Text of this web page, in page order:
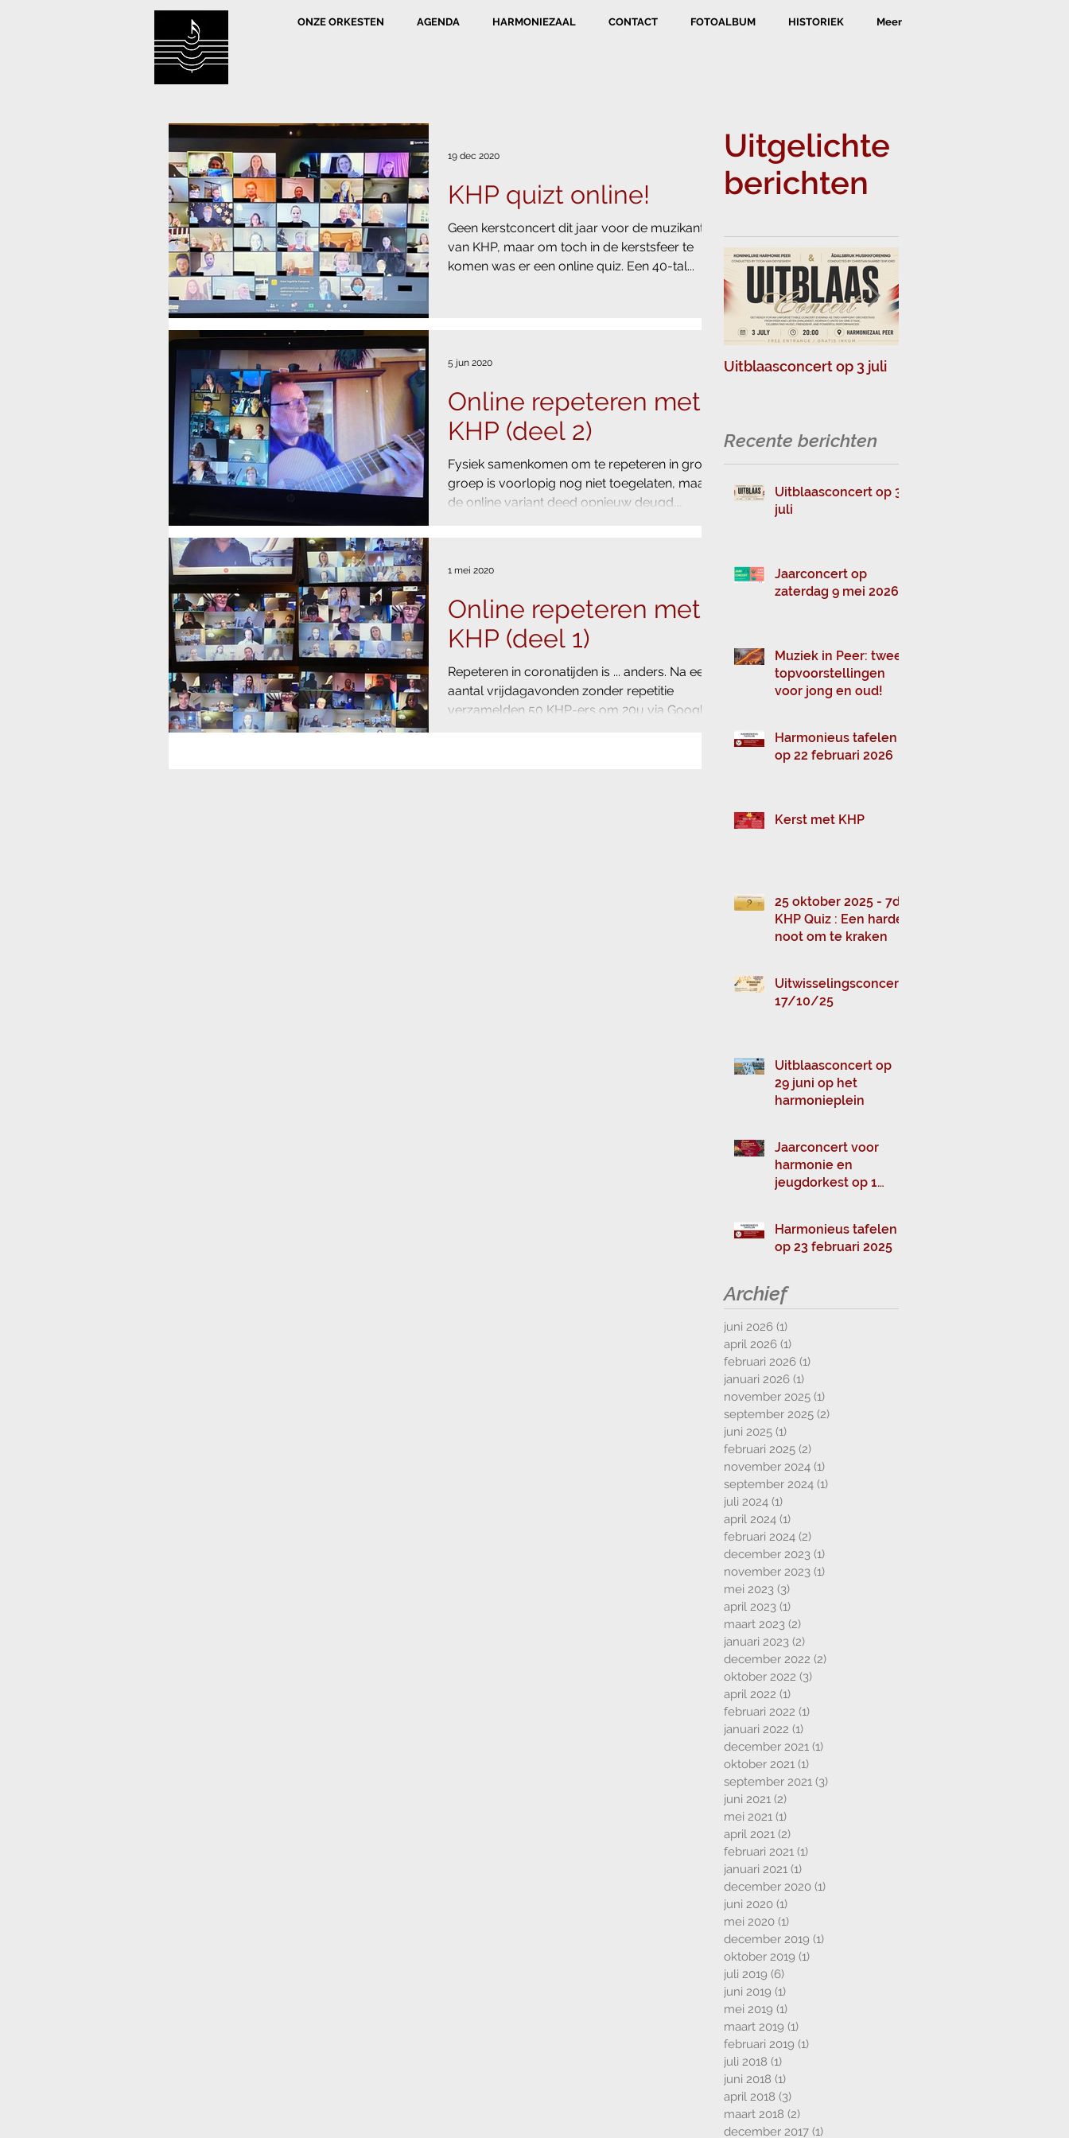
ONZE ORKESTEN AGENDA HARMONIEZAAL CONTACT FOTOALBUM HISTORIEK Meer
KHP quizt online!
Geen kerstconcert dit jaar voor de muzikanten
van KHP, maar om toch in de kerstsfeer te
komen was er een online quiz. Een 40-tal...
19 dec 2020
Online repeteren met
KHP (deel 2)
​Fysiek samenkomen om te repeteren in grote
groep is voorlopig nog niet toegelaten, maar
de online variant deed opnieuw deugd.
5 jun 2020
Online repeteren met
KHP (deel 1)
Repeteren in coronatijden is ... anders. Na een
aantal vrijdagavonden zonder repetitie
verzamelden 50 KHP-ers om 20u via Google
1 mei 2020
Uitgelichte
berichten
Uitblaasconcert op 3 juli
Recente berichten
Uitblaasconcert op 3
juli
Jaarconcert op
zaterdag 9 mei 2026
Muziek in Peer: twee
topvoorstellingen
voor jong en oud!
Harmonieus tafelen
op 22 februari 2026
Kerst met KHP
25 oktober 2025 - 7de
KHP Quiz : Een harde
noot om te kraken
Uitwisselingsconcert
17/10/25
Uitblaasconcert op
29 juni op het
harmonieplein
Jaarconcert voor
harmonie en
jeugdorkest op 1
Harmonieus tafelen
op 23 februari 2025
Archief
juni 2026 (1)
april 2026 (1)
februari 2026 (1)
januari 2026 (1)
november 2025 (1)
september 2025 (2)
juni 2025 (1)
februari 2025 (2)
november 2024 (1)
september 2024 (1)
juli 2024 (1)
april 2024 (1)
februari 2024 (2)
december 2023 (1)
november 2023 (1)
mei 2023 (3)
april 2023 (1)
maart 2023 (2)
januari 2023 (2)
december 2022 (2)
oktober 2022 (3)
april 2022 (1)
februari 2022 (1)
januari 2022 (1)
december 2021 (1)
oktober 2021 (1)
september 2021 (3)
juni 2021 (2)
mei 2021 (1)
april 2021 (2)
februari 2021 (1)
januari 2021 (1)
december 2020 (1)
juni 2020 (1)
mei 2020 (1)
december 2019 (1)
oktober 2019 (1)
juli 2019 (6)
juni 2019 (1)
mei 2019 (1)
maart 2019 (1)
februari 2019 (1)
juli 2018 (1)
juni 2018 (1)
april 2018 (3)
maart 2018 (2)
december 2017 (1)